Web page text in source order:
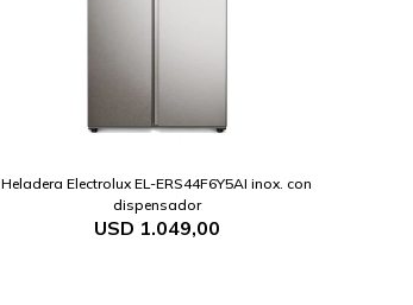
Heladera Electrolux EL-ERS44F6Y5AI inox. con
dispensador
USD 1.049,00